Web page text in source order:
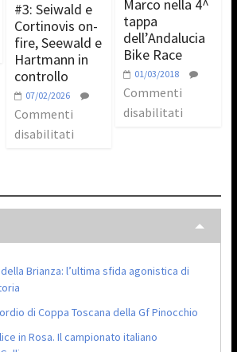
#3: Seiwald e
Cortinovis on-
fire, Seewald e
Hartmann in
controllo
07/02/2026
Commenti
disabilitati
Marco nella 4^
tappa
dell’Andalucia
Bike Race
01/03/2018
Commenti
disabilitati
Brianza: l’ultima sfida agonistica di
di Coppa Toscana della Gf Pinocchio
in Rosa. Il campionato italiano